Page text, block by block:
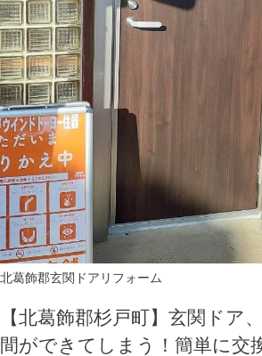
北葛飾郡玄関ドアリフォーム
【北葛飾郡杉戸町】玄関ドア
間ができてしまう！簡単に交